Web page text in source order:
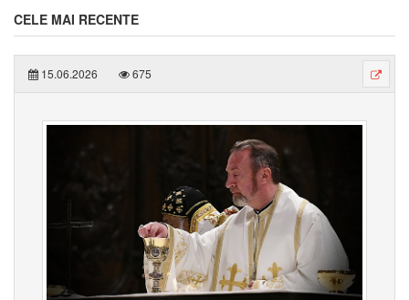
CELE MAI RECENTE
15.06.2026 675